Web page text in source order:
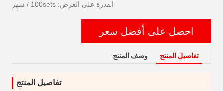
القدرة على العرض: 100sets / شهر
احصل على أفضل سعر
تفاصيل المنتج وصف المنتج
تفاصيل المنتج